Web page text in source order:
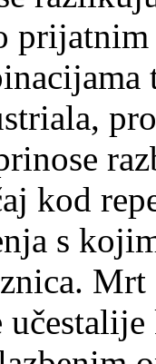
kod
s